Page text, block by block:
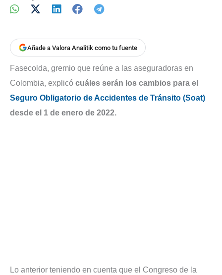
Añade a Valora Analitik como tu fuente
Fasecolda, gremio que reúne a las aseguradoras en
Colombia, explicó cuáles serán los cambios para el
Seguro Obligatorio de Accidentes de Tránsito (Soat)
desde el 1 de enero de 2022.
Lo anterior teniendo en cuenta que el Congreso de la